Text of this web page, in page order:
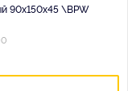
90x150x45 \BPW